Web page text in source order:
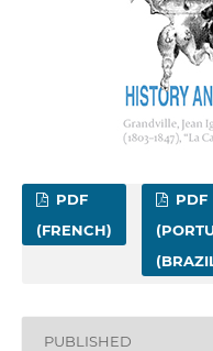
PDF
(FRENCH)
PDF
PUBLISHED